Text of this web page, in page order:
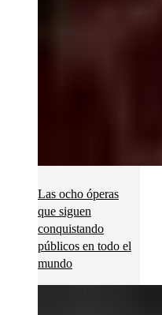
Las ocho óperas
que siguen
conquistando
públicos en todo el
mundo